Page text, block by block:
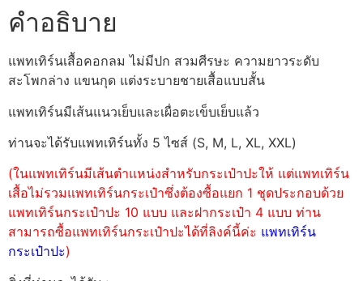
คำอธิบาย
แพทเทิร์นเสื้อคอกลม ไม่มีปก สวมศีรษะ ความยาวระดับ
สะโพกล่าง แขนกุด แต่งระบายชายเสื้อแบบสั้น
แพทเทิร์นมีเส้นแนวเย็บและเผื่อตะเข็บเย็บแล้ว
ท่านจะได้รับแพทเทิร์นทั้ง 5 ไซส์ (S, M, L, XL, XXL)
(ในแพทเทิร์นมีเส้นตำแหน่งสำหรับกระเป๋าปะให้ แต่แพทเทิร์น
เสื้อไม่รวมแพทเทิร์นกระเป๋าซึ่งต้องซื้อแยก 1 ชุดประกอบด้วย
แพทเทิร์นกระเป๋าปะ 10 แบบ และฝากระเป๋า 4 แบบ ท่าน
สามารถซื้อแพทเทิร์นกระเป๋าปะได้ที่ลิงค์นี้ค่ะ แพทเทิร์น
กระเป๋าปะ)